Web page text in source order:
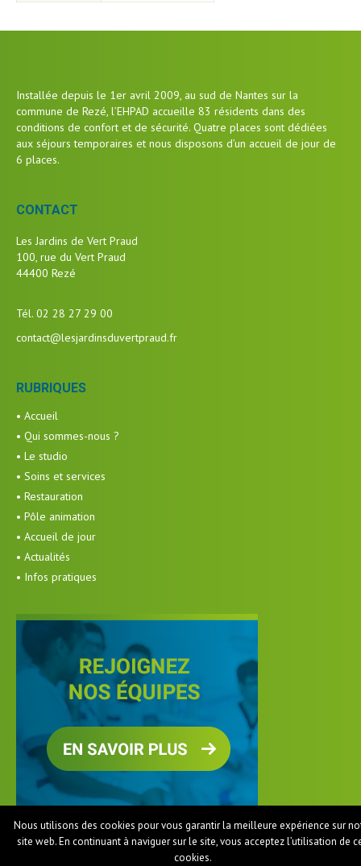
Installée depuis le 1er avril 2009, au sud de Nantes sur la
commune de Rezé, l’EHPAD accueille 83 résidents dans des
conditions de confort et de sécurité. Quatre places sont dédiées
aux séjours temporaires et nous disposons d’un accueil de jour de
6 places.
CONTACT
Les Jardins de Vert Praud
100, rue du Vert Praud
44400 Rezé
Tél. 02 28 27 29 00
contact@lesjardinsduvertpraud.fr
RUBRIQUES
• Accueil
• Qui sommes-nous ?
• Le studio
• Soins et services
• Restauration
• Pôle animation
• Accueil de jour
• Actualités
• Infos pratiques
Nous utilisons des cookies pour vous garantir la meilleure expérience sur
site web. En continuant à naviguer sur le site, vous acceptez l’utilisation de
cookies.